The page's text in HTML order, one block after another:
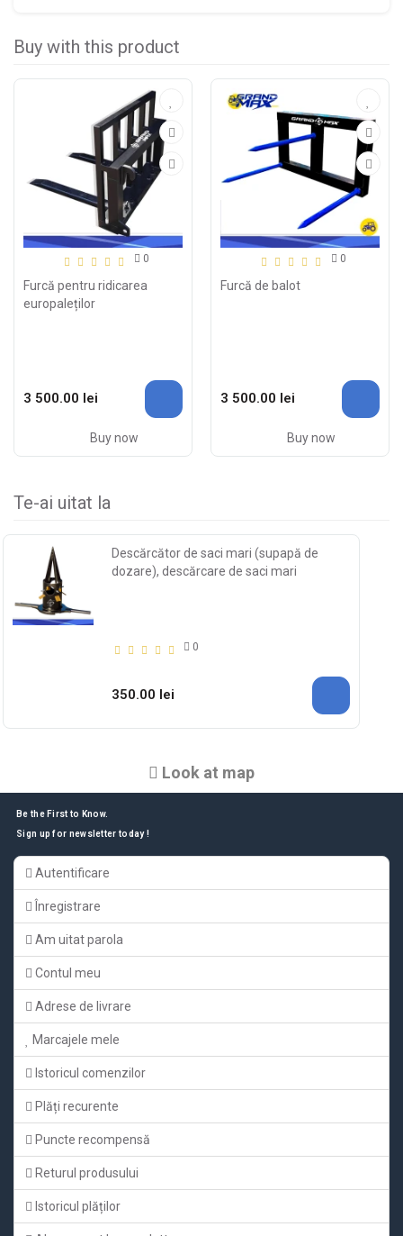
Buy with this product
0
Furcă pentru ridicarea
europaleților
3 500.00 lei
Buy now
0
Furcă de balot
3 500.00 lei
Buy now
Te-ai uitat la
Descărcător de saci mari (supapă de
dozare), descărcare de saci mari
0
350.00 lei
Look at map
Be the First to Know.
Sign up for newsletter today !
Autentificare
Înregistrare
Am uitat parola
Contul meu
Adrese de livrare
Marcajele mele
Istoricul comenzilor
Plăți recurente
Puncte recompensă
Returul produsului
Istoricul plăților